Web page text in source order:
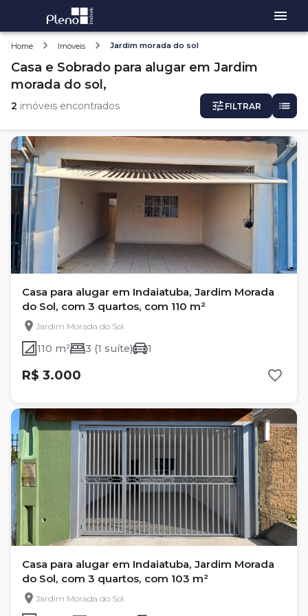
Home Imóveis Jardim morada do sol
Casa e Sobrado para alugar em Jardim
morada do sol,
2 imóveis encontrados FILTRAR
Casa para alugar em Indaiatuba, Jardim Morada
do Sol, com 3 quartos, com 110 m²
Jardim Morada do Sol
110 m² 3 (1 suíte) 1
R$ 3.000
Casa para alugar em Indaiatuba, Jardim Morada
do Sol, com 3 quartos, com 103 m²
Jardim Morada do Sol